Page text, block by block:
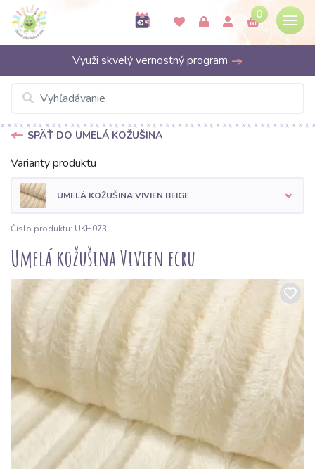
0
Využi skvelý vernostný program
SPÄŤ DO UMELÁ KOŽUŠINA
Varianty produktu
UMELÁ KOŽUŠINA VIVIEN BEIGE
Číslo produktu: UKH073
Umelá kožušina Vivien ecru